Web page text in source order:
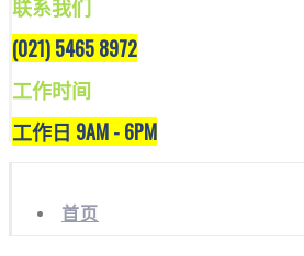
联系我们
(021) 5465 8972
工作时间
工作日 9AM - 6PM
首页